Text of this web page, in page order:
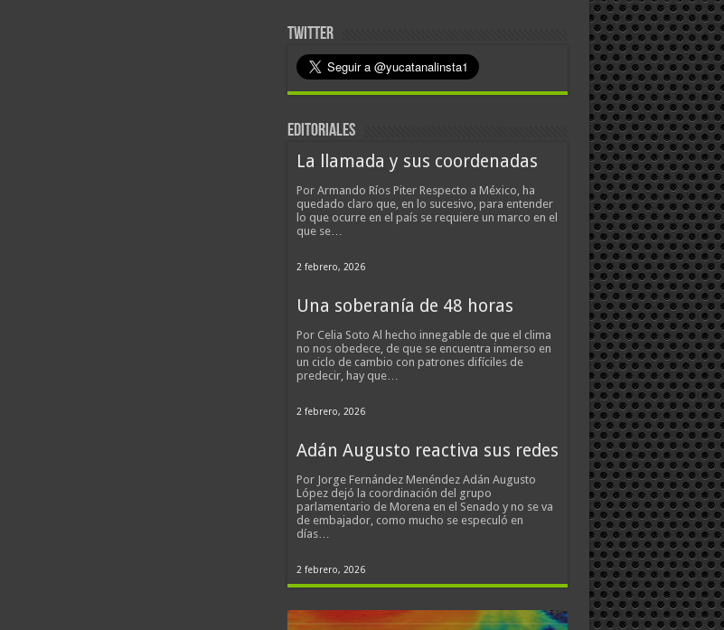
TWITTER
EDITORIALES
La llamada y sus coordenadas
Por Armando Ríos Piter Respecto a México, ha
quedado claro que, en lo sucesivo, para entender
lo que ocurre en el país se requiere un marco en el
que se…
2 febrero, 2026
Una soberanía de 48 horas
Por Celia Soto Al hecho innegable de que el clima
no nos obedece, de que se encuentra inmerso en
un ciclo de cambio con patrones difíciles de
predecir, hay que…
2 febrero, 2026
Adán Augusto reactiva sus redes
Por Jorge Fernández Menéndez Adán Augusto
López dejó la coordinación del grupo
parlamentario de Morena en el Senado y no se va
de embajador, como mucho se especuló en
días…
2 febrero, 2026